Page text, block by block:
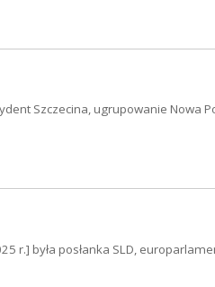
Szczecina, ugrupowanie Nowa
r.] była posłanka SLD,